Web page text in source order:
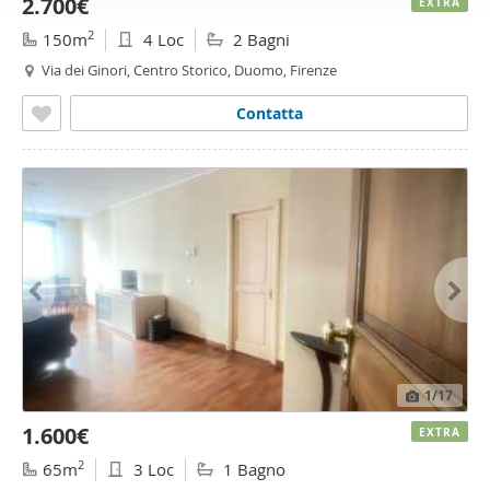
2.700€
150m2 4 Loc 2 Bagni
Via dei Ginori, Centro Storico, Duomo, Firenze
Contatta
1/17
1.600€
65m2 3 Loc 1 Bagno
EXTRA